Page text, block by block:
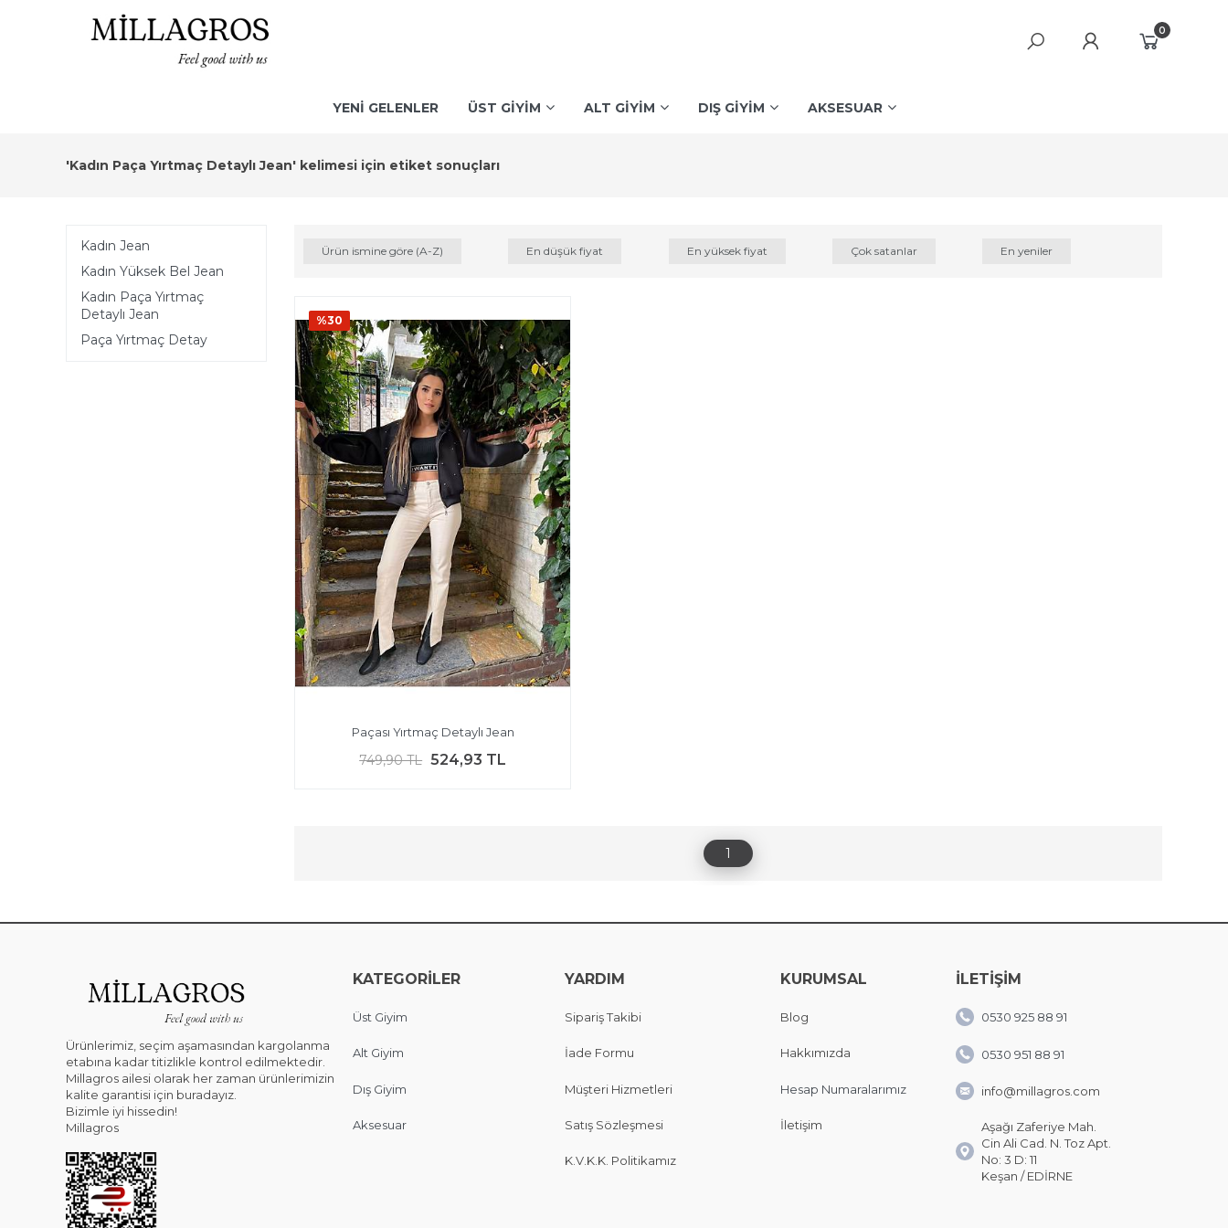
0
YENİ GELENLER ÜST GİYİM ALT GİYİM DIŞ GİYİM AKSESUAR
'Kadın Paça Yırtmaç Detaylı Jean' kelimesi için etiket sonuçları
Kadın Jean
Kadın Yüksek Bel Jean
Kadın Paça Yırtmaç
Detaylı Jean
Paça Yırtmaç Detay
Ürün ismine göre (A-Z) En düşük fiyat En yüksek fiyat Çok satanlar En yeniler
%30
Paçası Yırtmaç Detaylı Jean
749,90 TL 524,93 TL
1
Ürünlerimiz, seçim aşamasından kargolanma
etabına kadar titizlikle kontrol edilmektedir.
Millagros ailesi olarak her zaman ürünlerimizin
kalite garantisi için buradayız.
Bizimle iyi hissedin!
Millagros
KATEGORİLER
Üst Giyim
Alt Giyim
Dış Giyim
Aksesuar
YARDIM
Sipariş Takibi
İade Formu
Müşteri Hizmetleri
Satış Sözleşmesi
K.V.K.K. Politikamız
KURUMSAL
Blog
Hakkımızda
Hesap Numaralarımız
İletişim
İLETİŞİM
0530 925 88 91
0530 951 88 91
info@millagros.com
Aşağı Zaferiye Mah.
Cin Ali Cad. N. Toz Apt.
No: 3 D: 11
Keşan / EDİRNE